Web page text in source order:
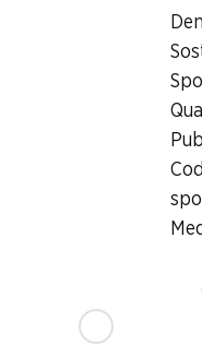
Pixel acido Haribo
150 pezzi, 1,2 kg